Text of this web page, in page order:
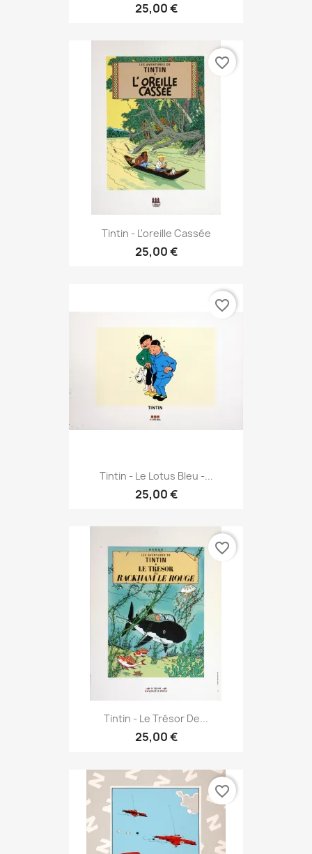
25,00 €
Tintin - L'oreille Cassée
25,00 €
favorite_border
Tintin - Le Lotus Bleu -...
25,00 €
favorite_border
Tintin - Le Trésor De...
25,00 €
favorite_border
favorite_border